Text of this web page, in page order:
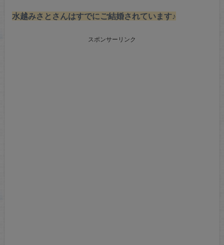
水越みさとさんはすでにご結婚されています♪
スポンサーリンク